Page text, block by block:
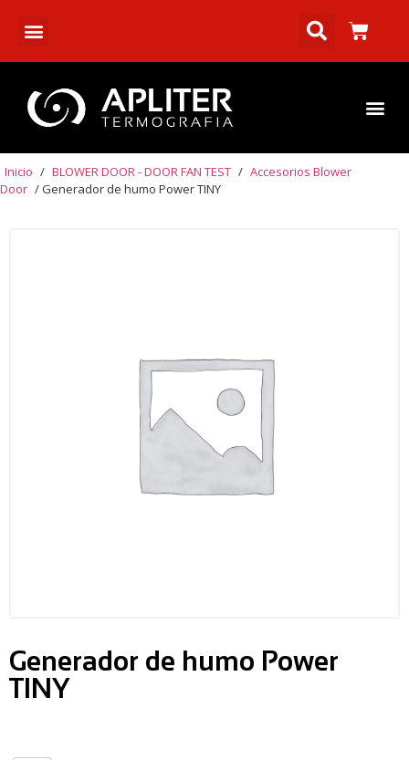
Inicio / BLOWER DOOR - DOOR FAN TEST / Accesorios Blower
Door / Generador de humo Power TINY
Generador de humo Power
TINY